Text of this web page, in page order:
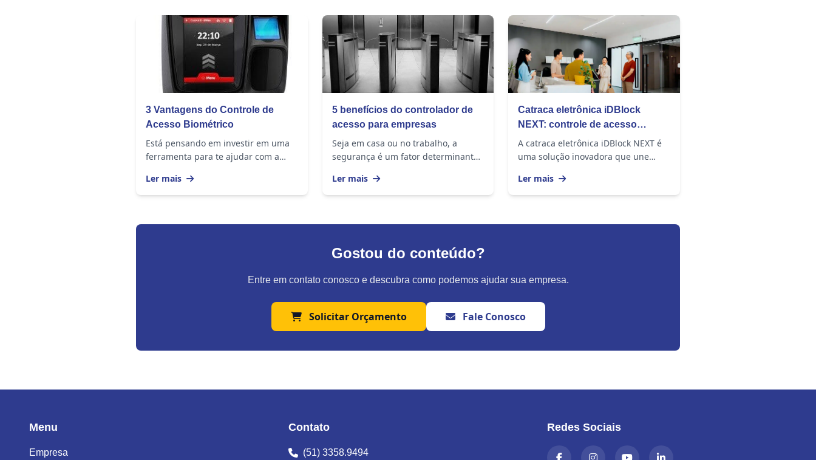
3 Vantagens do Controle de
Acesso Biométrico
Está pensando em investir em uma
ferramenta para te ajudar com a
entrada e saída de pessoas nos
espaços físicos da sua...
Ler mais
5 benefícios do controlador de
acesso para empresas
Seja em casa ou no trabalho, a
segurança é um fator determinante
Aliás, esse é um assunto sempre
presente nas rodas...
Ler mais
Catraca eletrônica iDBlock
NEXT: controle de acesso
moderno e eficiente
A catraca eletrônica iDBlock NEXT é
uma solução inovadora que une
moderno e alto desempenho para o
controle de acesso....
Ler mais
Gostou do conteúdo?
Entre em contato conosco e descubra como podemos ajudar sua empresa.
Solicitar Orçamento Fale Conosco
Menu
Empresa
Contato
(51) 3358.9494
Redes Sociais